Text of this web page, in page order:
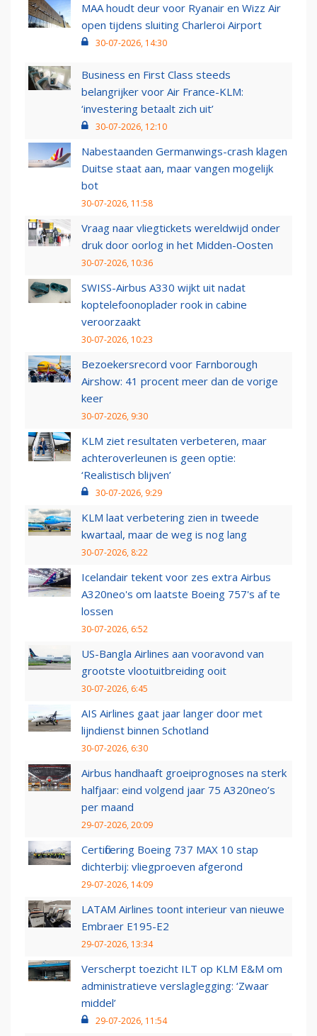
MAA houdt deur voor Ryanair en Wizz Air
open tijdens sluiting Charleroi Airport
30-07-2026, 14:30
Business en First Class steeds
belangrijker voor Air France-KLM:
‘investering betaalt zich uit’
30-07-2026, 12:10
Nabestaanden Germanwings-crash klagen
Duitse staat aan, maar vangen mogelijk
bot
30-07-2026, 11:58
Vraag naar vliegtickets wereldwijd onder
druk door oorlog in het Midden-Oosten
30-07-2026, 10:36
SWISS-Airbus A330 wijkt uit nadat
koptelefoonoplader rook in cabine
veroorzaakt
30-07-2026, 10:23
Bezoekersrecord voor Farnborough
Airshow: 41 procent meer dan de vorige
keer
30-07-2026, 9:30
KLM ziet resultaten verbeteren, maar
achteroverleunen is geen optie:
‘Realistisch blijven’
30-07-2026, 9:29
KLM laat verbetering zien in tweede
kwartaal, maar de weg is nog lang
30-07-2026, 8:22
Icelandair tekent voor zes extra Airbus
A320neo's om laatste Boeing 757's af te
lossen
30-07-2026, 6:52
US-Bangla Airlines aan vooravond van
grootste vlootuitbreiding ooit
30-07-2026, 6:45
AIS Airlines gaat jaar langer door met
lijndienst binnen Schotland
30-07-2026, 6:30
Airbus handhaaft groeiprognoses na sterk
halfjaar: eind volgend jaar 75 A320neo’s
per maand
29-07-2026, 20:09
Certificering Boeing 737 MAX 10 stap
dichterbij: vliegproeven afgerond
29-07-2026, 14:09
LATAM Airlines toont interieur van nieuwe
Embraer E195-E2
29-07-2026, 13:34
Verscherpt toezicht ILT op KLM E&M om
administratieve verslaglegging: ‘Zwaar
middel’
29-07-2026, 11:54